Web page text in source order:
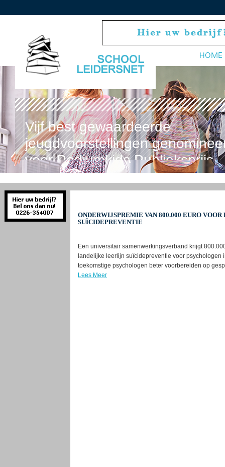
HOME
Vijf best gewaardeerde
jeugdvoorstellingen
voor Podiumkids Publieksprijs
ONDERWIJSPREMIE VAN 800.000 EURO
SUÏCIDEPREVENTIE
Een universitair samenwerkingsverband krijgt
landelijke leerlijn suïcidepreventie voor psychologen
toekomstige psychologen beter voorbereiden op
Lees Meer